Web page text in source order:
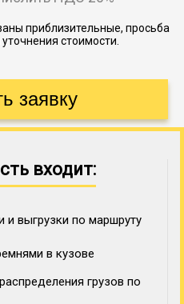
приблизительные, просьба
стоимости.
входит:
и выгрузки по маршруту
в кузове
грузов по